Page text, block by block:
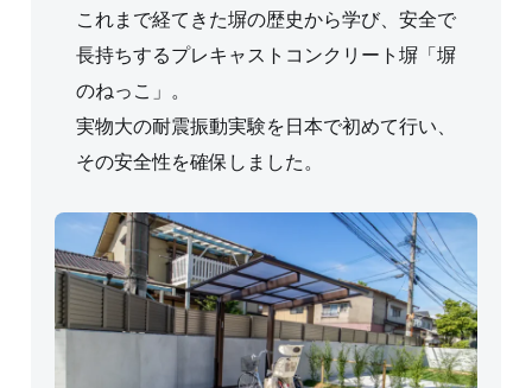
これまで経てきた塀の歴史から学び、安全で
長持ちするプレキャストコンクリート塀「塀
のねっこ」。
実物大の耐震振動実験を日本で初めて行い、
その安全性を確保しました。